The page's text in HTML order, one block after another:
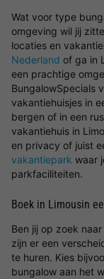
Wat voor type
omgeving wil jij
locaties en
Nederland of ga in
een prachtige
BungalowSpecials
vakantiehuisjes in
bergen of in een
vakantiehuis in
en privacy of juist
vakantiepark waar
parkfaciliteiten.
Boek in Limousin
Ben jij op zoek
zijn er een
te huren. Kies
bungalow aan het